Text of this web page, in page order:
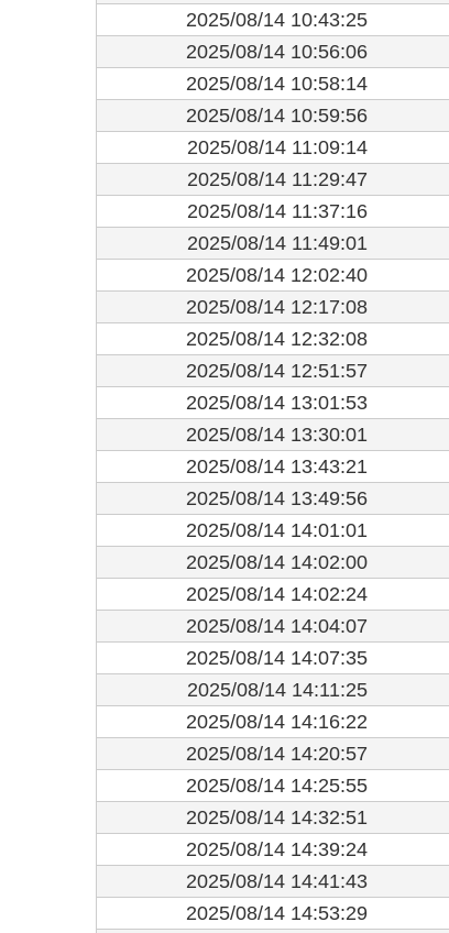
2025/08/14 10:43:25
2025/08/14 10:56:06
2025/08/14 10:58:14
2025/08/14 10:59:56
2025/08/14 11:09:14
2025/08/14 11:29:47
2025/08/14 11:37:16
2025/08/14 11:49:01
2025/08/14 12:02:40
2025/08/14 12:17:08
2025/08/14 12:32:08
2025/08/14 12:51:57
2025/08/14 13:01:53
2025/08/14 13:30:01
2025/08/14 13:43:21
2025/08/14 13:49:56
2025/08/14 14:01:01
2025/08/14 14:02:00
2025/08/14 14:02:24
2025/08/14 14:04:07
2025/08/14 14:07:35
2025/08/14 14:11:25
2025/08/14 14:16:22
2025/08/14 14:20:57
2025/08/14 14:25:55
2025/08/14 14:32:51
2025/08/14 14:39:24
2025/08/14 14:41:43
2025/08/14 14:53:29